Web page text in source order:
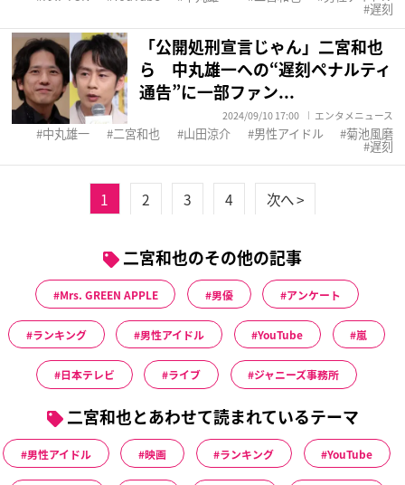
遅刻
「公開処刑宣言じゃん」二宮和也
ら 中丸雄一への“遅刻ペナルティ
通告”に一部ファン...
2024/09/10 17:00 エンタメニュース
中丸雄一 二宮和也 山田涼介 男性アイドル 菊池風磨
遅刻
1 2 3 4 次へ >
二宮和也のその他の記事
Mrs. GREEN APPLE 男優 アンケート
ランキング 男性アイドル YouTube 嵐
日本テレビ ライブ ジャニーズ事務所
二宮和也とあわせて読まれているテーマ
男性アイドル 映画 ランキング YouTube